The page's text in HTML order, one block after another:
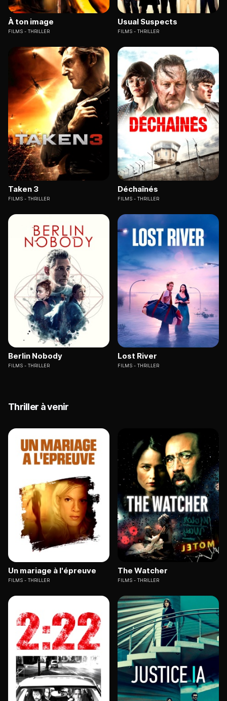
À ton image
FILMS THRILLER
Usual Suspects
FILMS THRILLER
Taken 3
FILMS THRILLER
Déchaînés
FILMS THRILLER
Berlin Nobody
FILMS THRILLER
Lost River
FILMS THRILLER
Thriller à venir
Un mariage à l'épreuve
FILMS THRILLER
The Watcher
FILMS THRILLER